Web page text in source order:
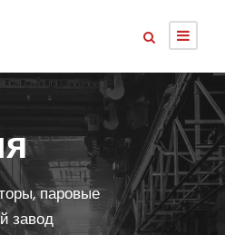
паровые
завод